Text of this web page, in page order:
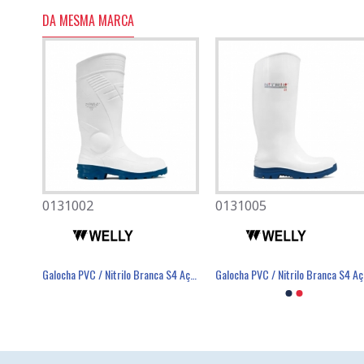
DA MESMA MARCA
0131002
Galocha PVC / Nitrilo Branca S4 Aço SRC - THE WELLY
0131005
0501080 0701007
Luva Poliéster Revestimento Látex Preto - GLOVA